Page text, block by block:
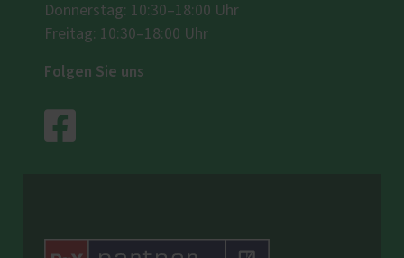
Donnerstag: 10:30–18:00 Uhr
Freitag: 10:30–18:00 Uhr
Folgen Sie uns